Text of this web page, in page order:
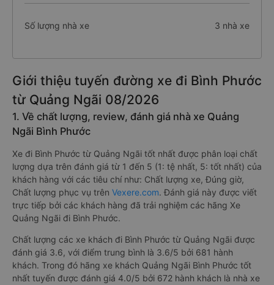
Số lượng nhà xe 3 nhà xe
Giới thiệu tuyến đường xe đi Bình Phước
từ Quảng Ngãi 08/2026
1. Về chất lượng, review, đánh giá nhà xe Quảng
Ngãi Bình Phước
Xe đi Bình Phước từ Quảng Ngãi tốt nhất được phân loại chất
lượng dựa trên đánh giá từ 1 đến 5 (1: tệ nhất, 5: tốt nhất) của
khách hàng với các tiêu chí như: Chất lượng xe, Đúng giờ,
Chất lượng phục vụ trên Vexere.com. Đánh giá này được viết
trực tiếp bởi các khách hàng đã trải nghiệm các hãng Xe
Quảng Ngãi đi Bình Phước.
Chất lượng các xe khách đi Bình Phước từ Quảng Ngãi được
đánh giá 3.6, với điểm trung bình là 3.6/5 bởi 681 hành
khách. Trong đó hãng xe khách Quảng Ngãi Bình Phước tốt
nhất tuyến được đánh giá 4.0/5 bởi 672 hành khách là nhà xe